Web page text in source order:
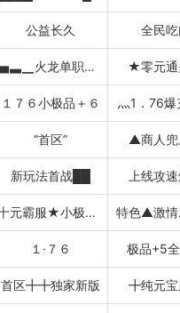
公益长久 全民
▅▃▁火龙单职业▁▃▅ ★零元
１７６小极品＋６ 灬1．76爆
“首区” ▲商人
新玩法首战██ 上线攻
十元霸服★小极品+７ 特色▲激
１·７６ 极品+5
首区╋╋独家新版 ╋纯元